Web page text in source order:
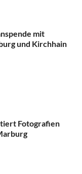
mit
und Kirchhain
Fotografien